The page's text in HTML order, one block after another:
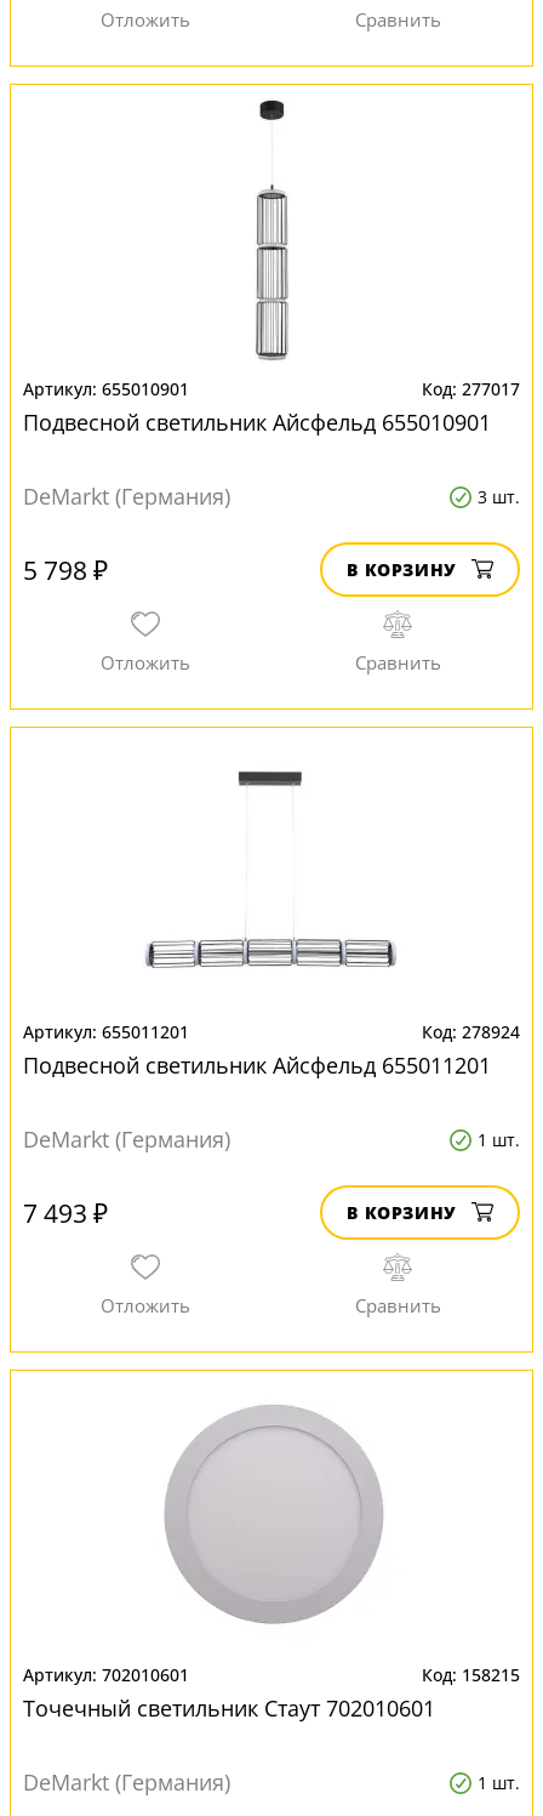
655010901 277017
Подвесной светильник Айсфельд 655010901
DeMarkt (Германия) 3 шт.
5 798 ₽ В КОРЗИНУ
655011201 278924
Подвесной светильник Айсфельд 655011201
DeMarkt (Германия) 1 шт.
7 493 ₽ В КОРЗИНУ
702010601 158215
Точечный светильник Стаут 702010601
DeMarkt (Германия) 1 шт.